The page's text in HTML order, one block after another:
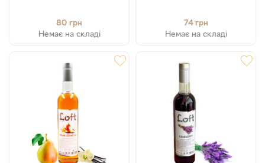
80 грн
Немає на складі
74 грн
Немає на складі